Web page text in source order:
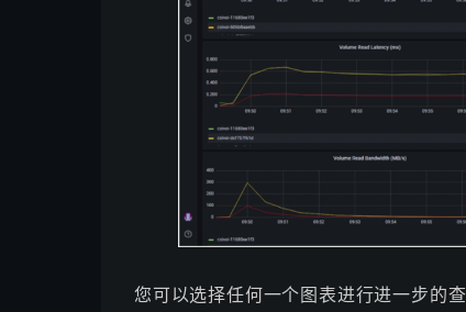
您可以选择任何一个图表进行进一步的